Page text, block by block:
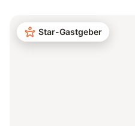
Star-Gastgeber